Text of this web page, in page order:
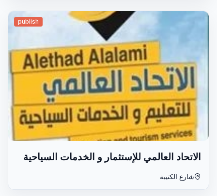
publish
الاتحاد العالمي للإستثمار و الخدمات السياحية
شارع الكتيبة